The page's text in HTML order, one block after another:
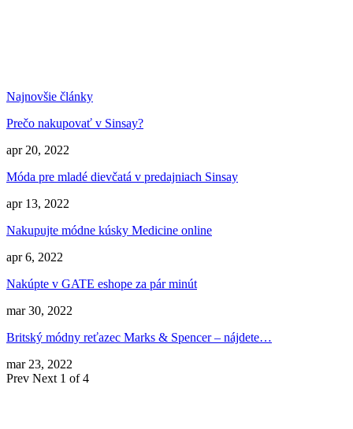
Najnovšie články
Prečo nakupovať v Sinsay?
apr 20, 2022
Móda pre mladé dievčatá v predajniach Sinsay
apr 13, 2022
Nakupujte módne kúsky Medicine online
apr 6, 2022
Nakúpte v GATE eshope za pár minút
mar 30, 2022
Britský módny reťazec Marks & Spencer – nájdete…
mar 23, 2022
Prev Next 1 of 4